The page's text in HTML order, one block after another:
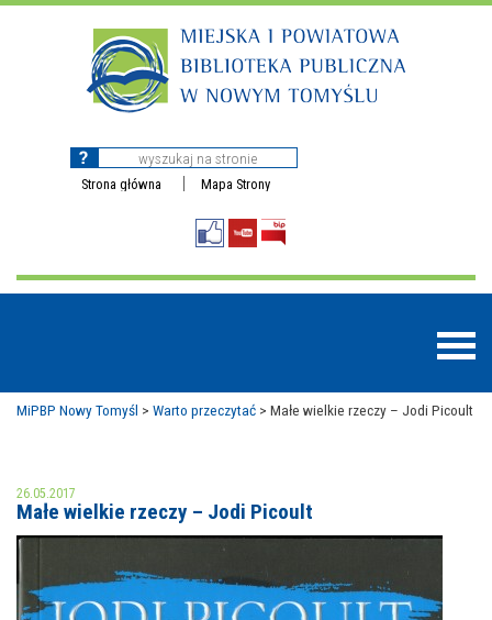
Strona główna Mapa Strony
MOJE KONTO
AKTUALNOŚCI
MiPBP Nowy Tomyśl > Warto przeczytać > Małe wielkie rzeczy – Jodi Picoult
26.05.2017
Małe wielkie rzeczy – Jodi Picoult